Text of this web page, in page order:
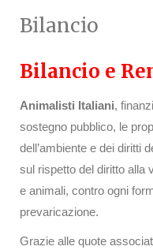
Bilancio
Bilancio e
Animalisti Italiani,
sostegno pubblico, le
dell’ambiente e dei diritti
sul rispetto del diritto alla
e animali, contro ogni
prevaricazione.
Grazie alle quote